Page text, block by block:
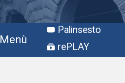
Menù
Palinsesto
rePLAY